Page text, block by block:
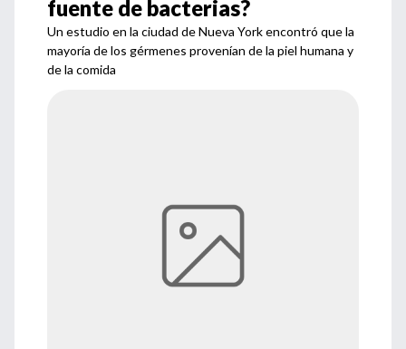
fuente de bacterias?
Un estudio en la ciudad de Nueva York encontró que la
mayoría de los gérmenes provenían de la piel humana y
de la comida